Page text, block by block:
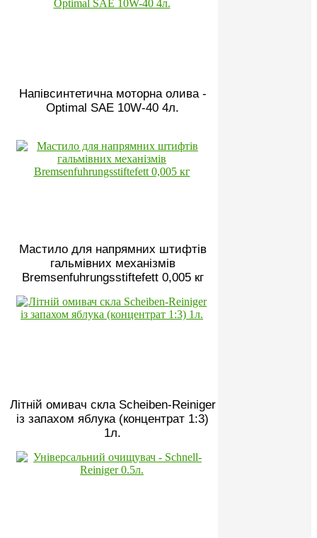
Напівсинтетична моторна олива -
Optimal SAE 10W-40 4л.
Мастило для напрямних штифтів
гальмівних механізмів
Bremsenfuhrungsstiftefett 0,005 кг
Літній омивач скла Scheiben-Reiniger
із запахом яблука (концентрат 1:3)
1л.